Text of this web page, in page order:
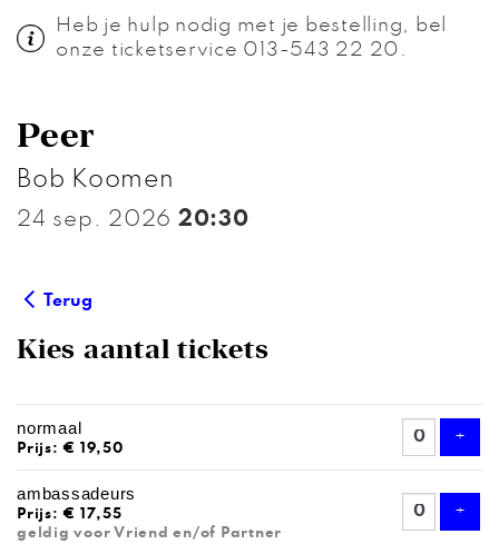
Heb je hulp nodig met je bestelling, bel
onze ticketservice 013-543 22 20.
Peer
Bob Koomen
24 sep. 2026 20:30
Terug
Kies aantal tickets
AANTAL
normaal
Prijs: € 19,50
+
ambassadeurs
Prijs: € 17,55
geldig voor Vriend en/of Partner
+